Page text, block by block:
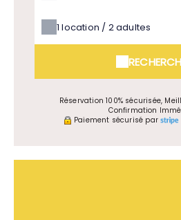
1location / 2adultes
Réservation 100% sécurisée,
Confirmation
Paiement sécurisé par